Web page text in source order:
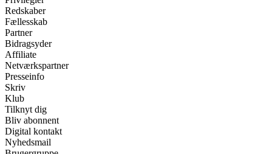
Redskaber
Fællesskab
Partner
Bidragsyder
Affiliate
Netværkspartner
Presseinfo
Skriv
Klub
Tilknyt dig
Bliv abonnent
Digital kontakt
Nyhedsmail